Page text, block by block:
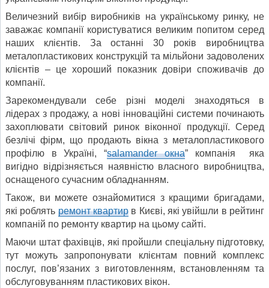
Величезний вибір виробників на українському ринку, не
заважає компанії користуватися великим попитом серед
наших клієнтів. За останні 30 років виробництва
металопластикових конструкцій та мільйони задоволених
клієнтів – це хороший показник довіри споживачів до
компанії.
Зарекомендували себе різні моделі знаходяться в
лідерах з продажу, а нові інноваційні системи починають
захоплювати світовий ринок віконної продукції. Серед
безлічі фірм, що продають вікна з металопластикового
профілю в Україні, “salamander окна” компанія яка
вигідно відрізняється наявністю власного виробництва,
оснащеного сучасним обладнанням.
Також, ви можете ознайомитися з кращими бригадами,
які роблять ремонт квартир в Києві, які увійшли в рейтинг
компаній по ремонту квартир на цьому сайті.
Маючи штат фахівців, які пройшли спеціальну підготовку,
тут можуть запропонувати клієнтам повний комплекс
послуг, пов’язаних з виготовленням, встановленням та
обслуговуванням пластикових вікон.